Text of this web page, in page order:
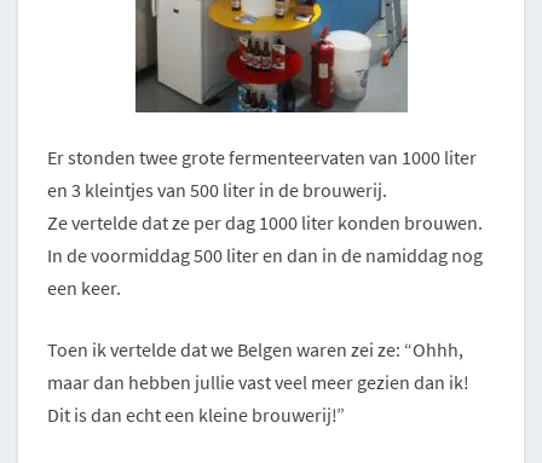
Er stonden twee grote fermenteervaten van 1000 liter
en 3 kleintjes van 500 liter in de brouwerij.
Ze vertelde dat ze per dag 1000 liter konden brouwen.
In de voormiddag 500 liter en dan in de namiddag nog
een keer.
Toen ik vertelde dat we Belgen waren zei ze: “Ohhh,
maar dan hebben jullie vast veel meer gezien dan ik!
Dit is dan echt een kleine brouwerij!”